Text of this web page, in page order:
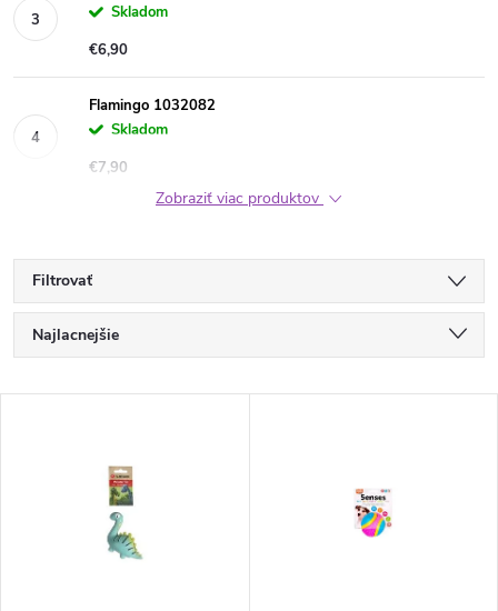
Skladom
€6,90
Flamingo 1032082
Skladom
€7,90
Zobraziť viac produktov
Filtrovať
R
a
Najlacnejšie